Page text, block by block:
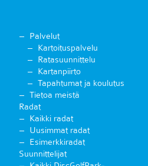
Palvelut
Kartoituspalvelu
Ratasuunnittelu
Kartanpiirto
Tapahtumat ja koulutus
Tietoa meistä
Radat
Kaikki radat
Uusimmat radat
Esimerkkiradat
Suunnittelijat